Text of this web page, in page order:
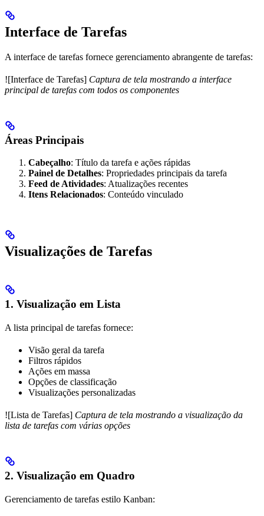
Interface de Tarefas
A interface de tarefas fornece gerenciamento abrangente de tarefas:
![Interface de Tarefas] Captura de tela mostrando a interface
principal de tarefas com todos os componentes
Áreas Principais
Cabeçalho: Título da tarefa e ações rápidas
Painel de Detalhes: Propriedades principais da tarefa
Feed de Atividades: Atualizações recentes
Itens Relacionados: Conteúdo vinculado
Visualizações de Tarefas
1. Visualização em Lista
A lista principal de tarefas fornece:
Visão geral da tarefa
Filtros rápidos
Ações em massa
Opções de classificação
Visualizações personalizadas
![Lista de Tarefas] Captura de tela mostrando a visualização da
lista de tarefas com várias opções
2. Visualização em Quadro
Gerenciamento de tarefas estilo Kanban: